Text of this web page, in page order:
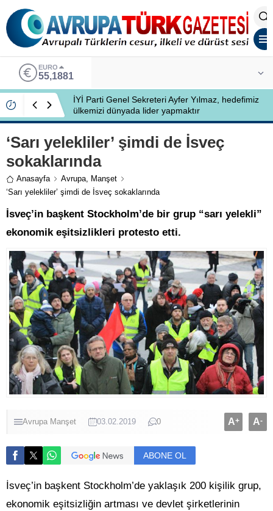
EURO
55,1881
İYİ Parti Genel Sekreteri Ayfer Yılmaz, hedefimiz
ülkemizi dünyada lider yapmaktır
‘Sarı yelekliler’ şimdi de İsveç
sokaklarında
Anasayfa Avrupa, Manşet
‘Sarı yelekliler’ şimdi de İsveç sokaklarında
İsveç’in başkent Stockholm’de bir grup “sarı yelekli”
ekonomik eşitsizlikleri protesto etti.
Avrupa Manşet 03.02.2019 0 A+ A-
ABONE OL
İsveç’in başkent Stockholm’de yaklaşık 200 kişilik grup,
ekonomik eşitsizliğin artması ve devlet şirketlerinin